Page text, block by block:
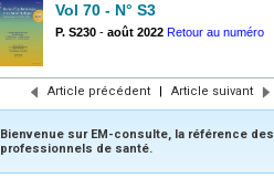
Vol 70 - N° S3
P. S230 - août 2022 Retour au numéro
Article précédent | Article suivant
Bienvenue sur EM-consulte, la référence des
professionnels de santé.